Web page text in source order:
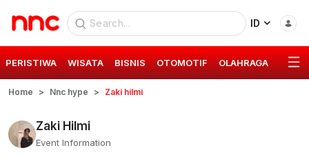
ID
PERISTIWA WISATA BISNIS OTOMOTIF OLAHRAGA GAYA
Home Nnc hype Zaki hilmi
Zaki Hilmi
Event Information